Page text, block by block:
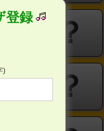
？
？
登録
)